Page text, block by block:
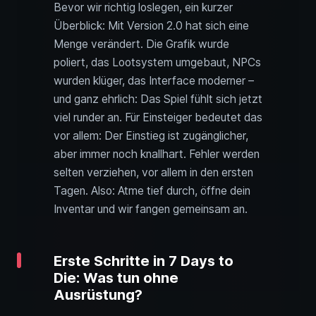
Bevor wir richtig loslegen, ein kurzer
Überblick: Mit Version 2.0 hat sich eine
Menge verändert. Die Grafik wurde
poliert, das Lootsystem umgebaut, NPCs
wurden klüger, das Interface moderner –
und ganz ehrlich: Das Spiel fühlt sich jetzt
viel runder an. Für Einsteiger bedeutet das
vor allem: Der Einstieg ist zugänglicher,
aber immer noch knallhart. Fehler werden
selten verziehen, vor allem in den ersten
Tagen. Also: Atme tief durch, öffne dein
Inventar und wir fangen gemeinsam an.
Erste Schritte in 7 Days to
Die: Was tun ohne
Ausrüstung?